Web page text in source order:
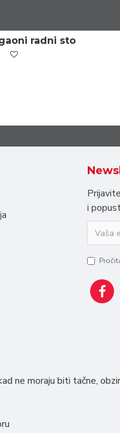
radni sto
i
ne moraju biti tačne,